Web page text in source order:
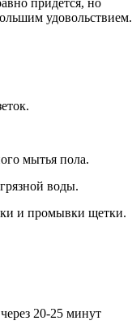
удовольствием.
мытья пола.
воды.
и промывки щетки.
20-25 минут